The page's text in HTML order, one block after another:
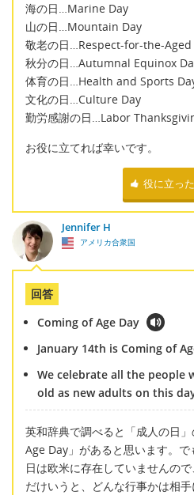
海の日…Marine Day
山の日…Mountain Day
敬老の日…Respect-for-the-Aged
秋分の日…Autumnal Equinox
体育の日…Health and Sports
文化の日…Culture Day
勤労感謝の日…Labor
お役に立てれば幸いです。
役に立った
Jennifer H
アメリカ合衆国
回答
Coming of Age Day
January 14th is Coming of
We celebrate all the people
old as new adults on this
英和辞典で調べると「成人の日
Age Day」があると思います。
日は欧米に存在していませんの
だけいうと、どんな行事かは相